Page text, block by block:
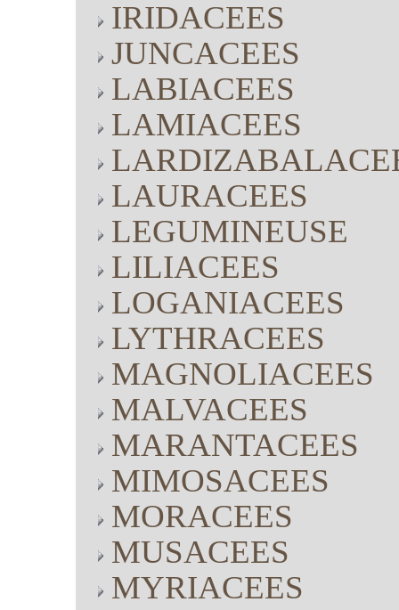
IRIDACEES
JUNCACEES
LABIACEES
LAMIACEES
LAURACEES
LEGUMINEUSE
LILIACEES
LOGANIACEES
LYTHRACEES
MAGNOLIACEES
MALVACEES
MARANTACEES
MIMOSACEES
MORACEES
MUSACEES
MYRIACEES